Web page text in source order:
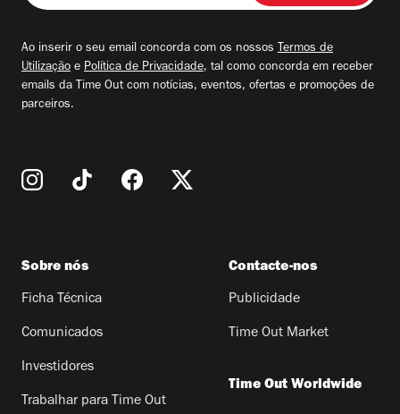
seu
Ao inserir o seu email concorda com os nossos Termos de
Utilização e Política de Privacidade, tal como concorda em receber
emails da Time Out com notícias, eventos, ofertas e promoções de
parceiros.
Sobre nós
Ficha Técnica
Comunicados
Investidores
Trabalhar para Time Out
Contacte-nos
Publicidade
Time Out Market
Time Out Worldwide